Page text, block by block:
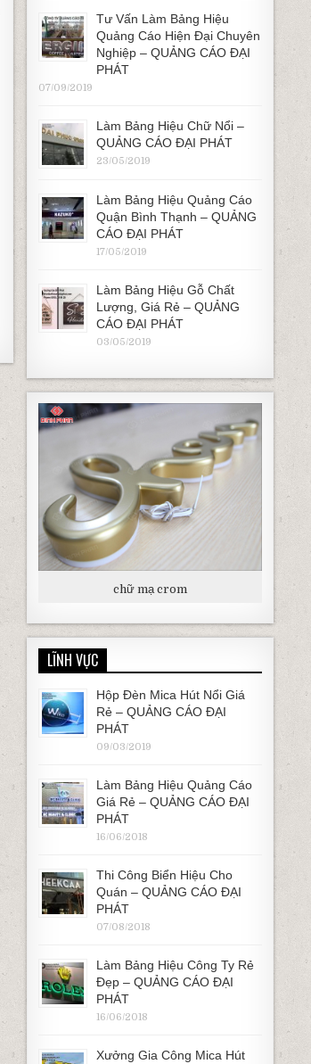
Tư Vấn Làm Bảng Hiệu
Quảng Cáo Hiện Đại Chuyên
Nghiệp – QUẢNG CÁO ĐẠI
PHÁT
07/09/2019
Làm Bảng Hiệu Chữ Nổi –
QUẢNG CÁO ĐẠI PHÁT
23/05/2019
Làm Bảng Hiệu Quảng Cáo
Quận Bình Thạnh – QUẢNG
CÁO ĐẠI PHÁT
17/05/2019
Làm Bảng Hiệu Gỗ Chất
Lượng, Giá Rẻ – QUẢNG
CÁO ĐẠI PHÁT
03/05/2019
chữ mạ crom
LĨNH VỰC
Hộp Đèn Mica Hút Nổi Giá
Rẻ – QUẢNG CÁO ĐẠI
PHÁT
09/03/2019
Làm Bảng Hiệu Quảng Cáo
Giá Rẻ – QUẢNG CÁO ĐẠI
PHÁT
16/06/2018
Thi Công Biển Hiệu Cho
Quán – QUẢNG CÁO ĐẠI
PHÁT
07/08/2018
Làm Bảng Hiệu Công Ty Rẻ
Đẹp – QUẢNG CÁO ĐẠI
PHÁT
16/06/2018
Xưởng Gia Công Mica Hút